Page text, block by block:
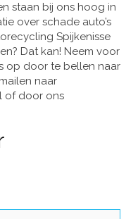
staan bij ons hoog in
over schade auto’s
Spijkenisse
Dat kan! Neem voor
op door te bellen naar
naar
of door ons